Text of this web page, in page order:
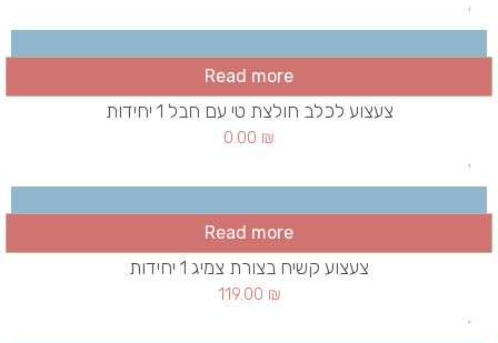
Read more
צעצוע לכלב חולצת טי עם חבל 1 יחידות
0.00 ₪
Read more
צעצוע קשיח בצורת צמיג 1 יחידות
119.00 ₪